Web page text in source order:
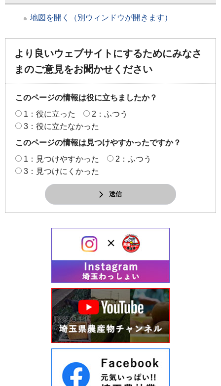
地図を開く（別ウィンドウが開きます）
より良いウェブサイトにするためにみなさ
まのご意見をお聞かせください
このページの情報は役に立ちましたか？
1：役に立った
2：ふつう
3：役に立たなかった
このページの情報は見つけやすかったですか？
1：見つけやすかった
2：ふつう
3：見つけにくかった
送信